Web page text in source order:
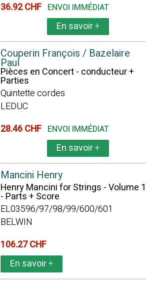
36.92 CHF ENVOI IMMÉDIAT
En savoir+
Couperin François / Bazelaire
Paul
Pièces en Concert - conducteur +
Parties
Quintette cordes
LEDUC
28.46 CHF ENVOI IMMÉDIAT
En savoir+
Mancini Henry
Henry Mancini for Strings - Volume 1
- Parts + Score
EL03596/97/98/99/600/601
BELWIN
106.27 CHF
En savoir+